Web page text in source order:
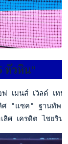
หัวหิน"
เมนส์ เวิลด์ เ
ศ "แซค" ฐานทั
ลิศ เครดิต ไชย